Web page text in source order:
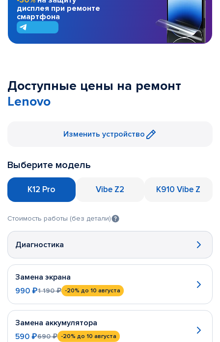
дисплея при ремонте
смартфона
Доступные цены на ремонт
Lenovo
Изменить устройство
Выберите модель
K12 Pro Vibe Z2 K910 Vibe Z
Стоимость работы (без детали)
Диагностика
Замена экрана
990 ₽1 190 ₽ -20% до 10 августа
Замена аккумулятора
590 ₽690 ₽ -20% до 10 августа